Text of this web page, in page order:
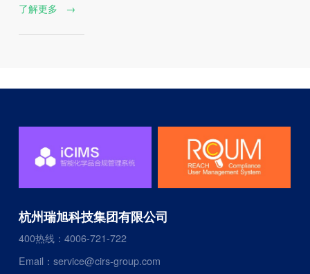
了解更多 →
杭州瑞旭科技集团有限公司
400热线：4006-721-722
Email：service@cirs-group.com